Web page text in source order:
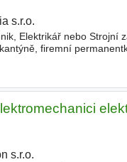
s.r.o.
Elektrikář nebo Strojní
firemní
s.r.o.